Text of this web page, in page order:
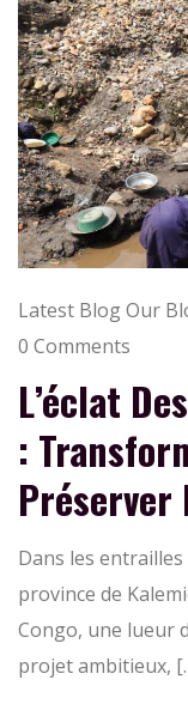
Latest BlogOur
0 Comments
L’éclat
:
Préserver
Dans les entrailles
province de
Congo, une lueur
projet ambitieux,